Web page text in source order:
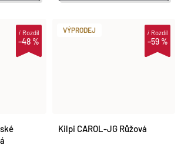
–48 %
iRozdíl VÝPRODEJ
–59 %
iRozdíl
Kilpi CAROL-JG Růžová